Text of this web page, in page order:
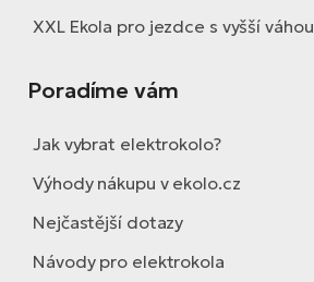
XXL Ekola pro jezdce s vyšší váhou
Poradíme vám
Jak vybrat elektrokolo?
Výhody nákupu v ekolo.cz
Nejčastější dotazy
Návody pro elektrokola